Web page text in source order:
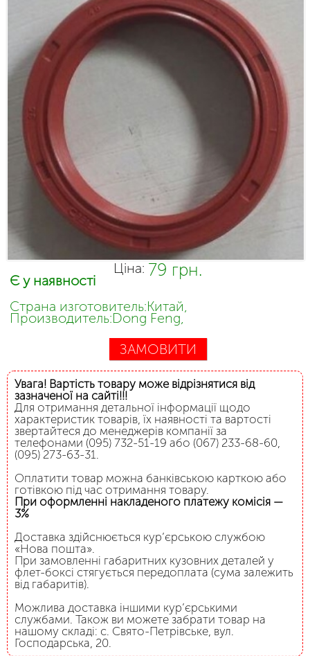
Ціна: 79 грн.
Є у наявності
Страна изготовитель:Китай,
Производитель:Dong Feng,
ЗАМОВИТИ
Увага! Вартість товару може відрізнятися від
зазначеної на сайті!!!
Для отримання детальної інформації щодо
характеристик товарів, їх наявності та вартості
звертайтеся до менеджерів компанії за
телефонами (095) 732-51-19 або (067) 233-68-60,
(095) 273-63-31.
Оплатити товар можна банківською карткою або
готівкою під час отримання товару.
При оформленні накладеного платежу комісія —
3%
Доставка здійснюється кур’єрською службою
«Нова пошта».
При замовленні габаритних кузовних деталей у
флет-боксі стягується передоплата (сума залежить
від габаритів).
Можлива доставка іншими кур’єрськими
службами. Також ви можете забрати товар на
нашому складі: с. Свято-Петрівське, вул.
Господарська, 20.